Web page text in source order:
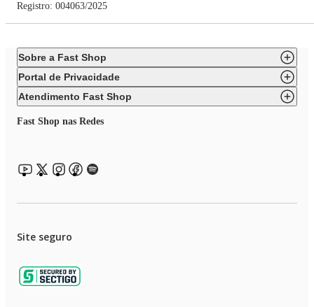
Registro: 004063/2025
Sobre a Fast Shop
Portal de Privacidade
Atendimento Fast Shop
Fast Shop nas Redes
Site seguro